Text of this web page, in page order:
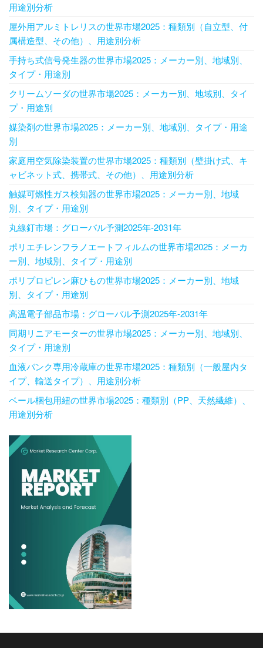
用途別分析
屋外用アルミトレリスの世界市場2025：種類別（自立型、付
属構造型、その他）、用途別分析
手持ち式信号発生器の世界市場2025：メーカー別、地域別、
タイプ・用途別
クリームソーダの世界市場2025：メーカー別、地域別、タイ
プ・用途別
媒染剤の世界市場2025：メーカー別、地域別、タイプ・用途
別
家庭用空気除染装置の世界市場2025：種類別（壁掛け式、キ
ャビネット式、携帯式、その他）、用途別分析
触媒可燃性ガス検知器の世界市場2025：メーカー別、地域
別、タイプ・用途別
丸線釘市場：グローバル予測2025年-2031年
ポリエチレンフラノエートフィルムの世界市場2025：メーカ
ー別、地域別、タイプ・用途別
ポリプロピレン麻ひもの世界市場2025：メーカー別、地域
別、タイプ・用途別
高温電子部品市場：グローバル予測2025年-2031年
同期リニアモーターの世界市場2025：メーカー別、地域別、
タイプ・用途別
血液バンク専用冷蔵庫の世界市場2025：種類別（一般屋内タ
イプ、輸送タイプ）、用途別分析
ベール梱包用紐の世界市場2025：種類別（PP、天然繊維）、
用途別分析